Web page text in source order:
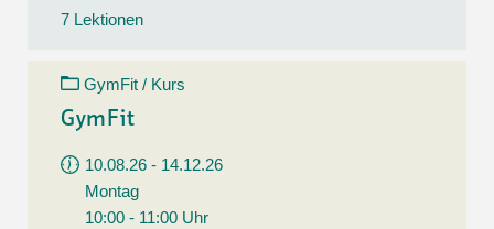
7 Lektionen
GymFit / Kurs
GymFit
10.08.26 - 14.12.26
Montag
10:00 - 11:00 Uhr